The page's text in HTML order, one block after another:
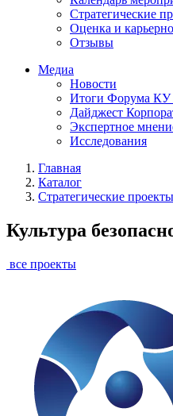
Стратегические
Оценка и
Отзывы
Медиа
Новости
Итоги Форума КУ
Дайджест
Экспертное
Исследования
Главная
Каталог
Стратегические проекты
Культура
все проекты